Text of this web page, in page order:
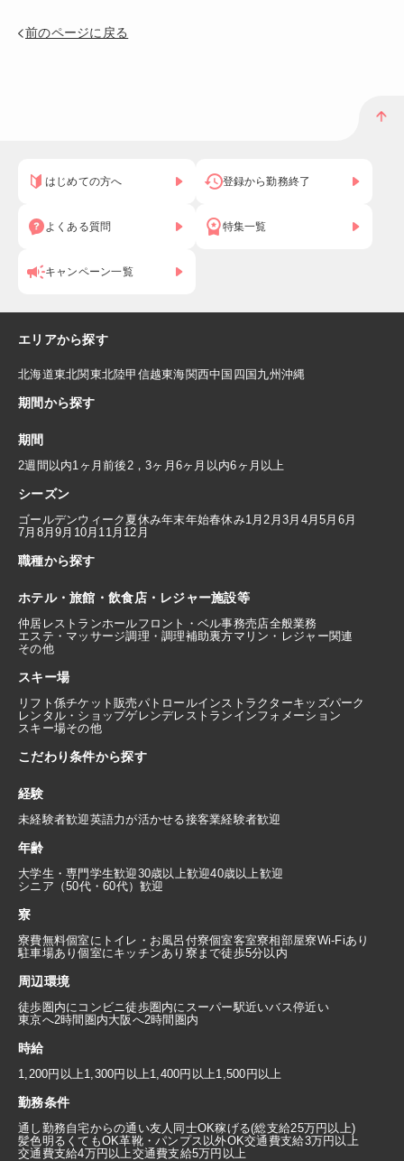
前のページに戻る
はじめての方へ 登録から勤務終了
よくある質問 特集一覧
キャンペーン一覧
エリアから探す
北海道東北関東北陸甲信越東海関西中国 四国九州沖縄
期間から探す
期間
2週間以内1ヶ月前後 2，3ヶ月 6ヶ月以内6ヶ月以上
シーズン
ゴールデンウィーク 夏休み年末年始春休み1月 2月3月 4月5月 6月
7月 8月9月 10月 11月 12月
職種から探す
ホテル・旅館・飲食店・レジャー施設等
仲居 レストランホールフロント・ベル事務売店全般業務
エステ・マッサージ調理・調理補助裏方マリン・レジャー関連
その他
スキー場
リフト係チケット販売パトロールインストラクターキッズパーク
レンタル・ショップゲレンデレストラン インフォメーション
スキー場その他
こだわり条件から探す
経験
未経験者歓迎英語力が活かせる接客業経験者歓迎
年齢
大学生・専門学生歓迎30歳以上歓迎40歳以上歓迎
シニア（50代・60代）歓迎
寮
寮費無料個室にトイレ・お風呂付寮個室客室寮相部屋寮Wi-Fiあり
駐車場あり個室にキッチンあり 寮まで徒歩5分以内
周辺環境
徒歩圏内にコンビニ徒歩圏内にスーパー駅近いバス停近い
東京へ2時間圏内大阪へ2時間圏内
時給
1,200円以上1,300円以上1,400円以上1,500円以上
勤務条件
通し勤務自宅からの通い友人同士OK稼げる(総支給25万円以上)
髪色明るくてもOK革靴・パンプス以外OK交通費支給3万円以上
交通費支給4万円以上交通費支給5万円以上